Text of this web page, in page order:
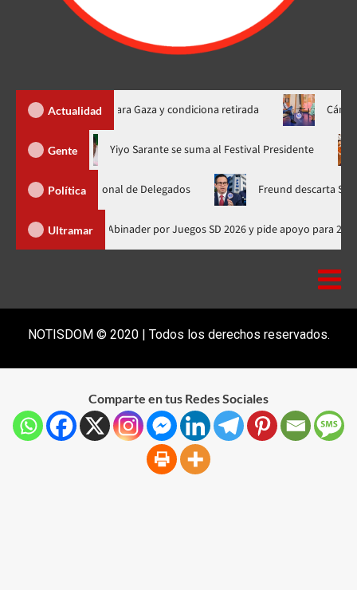
Actualidad
Trump para Gaza y condiciona retirada Cámara de
Gente
en nuevo horario Yiyo Sarante se suma al Festival
Política
Nacional de Delegados Freund descarta Secretaría de
Ultramar
Presidente de Honduras felicita a Abinader por Juegos SD 2026 y pide
NOTISDOM © 2020 | Todos los derechos reservados.
Comparte en tus Redes Sociales